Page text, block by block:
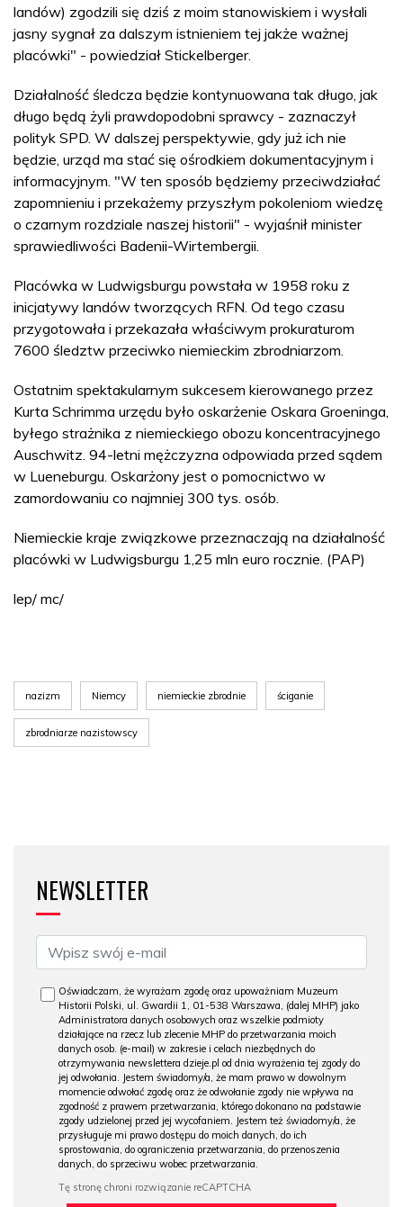
landów) zgodzili się dziś z moim stanowiskiem i wysłali
jasny sygnał za dalszym istnieniem tej jakże ważnej
placówki" - powiedział Stickelberger.
Działalność śledcza będzie kontynuowana tak długo, jak
długo będą żyli prawdopodobni sprawcy - zaznaczył
polityk SPD. W dalszej perspektywie, gdy już ich nie
będzie, urząd ma stać się ośrodkiem dokumentacyjnym i
informacyjnym. "W ten sposób będziemy przeciwdziałać
zapomnieniu i przekażemy przyszłym pokoleniom wiedzę
o czarnym rozdziale naszej historii" - wyjaśnił minister
sprawiedliwości Badenii-Wirtembergii.
Placówka w Ludwigsburgu powstała w 1958 roku z
inicjatywy landów tworzących RFN. Od tego czasu
przygotowała i przekazała właściwym prokuraturom
7600 śledztw przeciwko niemieckim zbrodniarzom.
Ostatnim spektakularnym sukcesem kierowanego przez
Kurta Schrimma urzędu było oskarżenie Oskara Groeninga,
byłego strażnika z niemieckiego obozu koncentracyjnego
Auschwitz. 94-letni mężczyzna odpowiada przed sądem
w Lueneburgu. Oskarżony jest o pomocnictwo w
zamordowaniu co najmniej 300 tys. osób.
Niemieckie kraje związkowe przeznaczają na działalność
placówki w Ludwigsburgu 1,25 mln euro rocznie. (PAP)
lep/ mc/
nazizm Niemcy niemieckie zbrodnie ściganie
zbrodniarze nazistowscy
NEWSLETTER
Oświadczam, że wyrażam zgodę oraz upoważniam Muzeum
Historii Polski, ul. Gwardii 1, 01-538 Warszawa, (dalej MHP) jako
Administratora danych osobowych oraz wszelkie podmioty
działające na rzecz lub zlecenie MHP do przetwarzania moich
danych osob. (e-mail) w zakresie i celach niezbędnych do
otrzymywania newslettera dzieje.pl od dnia wyrażenia tej zgody do
jej odwołania. Jestem świadomy/a, że mam prawo w dowolnym
momencie odwołać zgodę oraz że odwołanie zgody nie wpływa na
zgodność z prawem przetwarzania, którego dokonano na podstawie
zgody udzielonej przed jej wycofaniem. Jestem też świadomy/a, że
przysługuje mi prawo dostępu do moich danych, do ich
sprostowania, do ograniczenia przetwarzania, do przenoszenia
danych, do sprzeciwu wobec przetwarzania.